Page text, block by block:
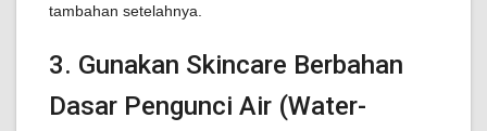
tambahan setelahnya.
3. Gunakan Skincare Berbahan
Dasar Pengunci Air (Water-